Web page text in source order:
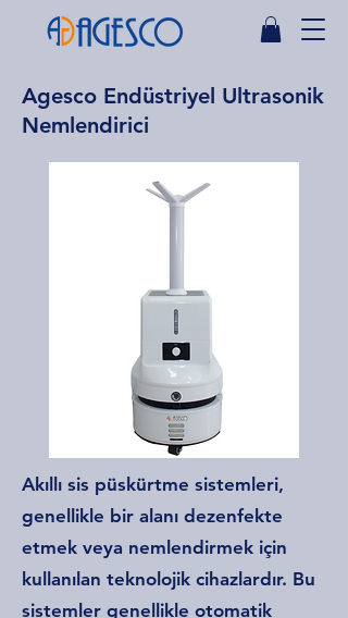
Agesco Endüstriyel Ultrasonik
Nemlendirici
Akıllı sis püskürtme sistemleri,
genellikle bir alanı dezenfekte
etmek veya nemlendirmek için
kullanılan teknolojik cihazlardır. Bu
sistemler genellikle otomatik